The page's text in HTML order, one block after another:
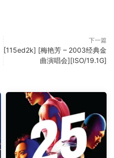
下一篇
[115ed2k] [梅艳芳 – 2003经典金
曲演唱会][ISO/19.1G]